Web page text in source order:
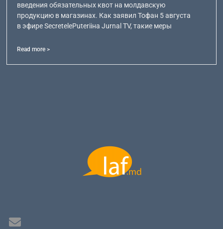
введения обязательных квот на молдавскую
продукцию в магазинах. Как заявил Тофан 5 августа
в эфире SecretelePuteriiна Jurnal TV, такие меры
Read more >